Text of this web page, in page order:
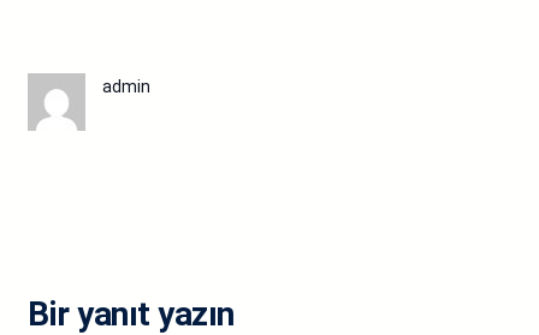
admin
Bir yanıt yazın